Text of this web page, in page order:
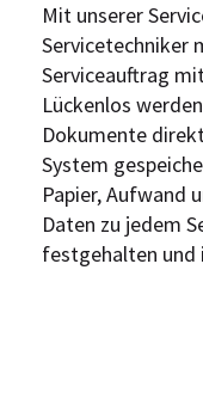
Mit unserer
Servicetechniker
Serviceauftrag
Lückenlos
Dokumente
System
Papier, Aufwand
Daten zu jedem
festgehalten und